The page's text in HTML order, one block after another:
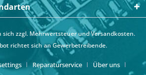
sich zzgl. Mehrwertsteuer undVersandkosten.
richtet sich an Gewerbetreibende.
Reparaturservice Über uns